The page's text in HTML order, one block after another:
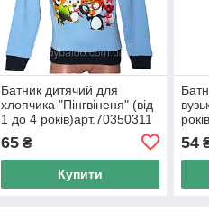
Батник дитячий для
хлопчика "Пінгвіненя" (від
1 до 4 років)арт.70350311
65₴
Купити
54